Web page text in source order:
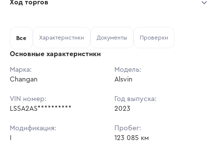
Тип аукциона: Открытые торги
Шаг торгов: 6 900 ₽
Кол-во ставок:
Ход торгов
Ставок не найдено
в аукционах
Все Характеристики Документы Проверки
Основные характеристики
Марка:
Changan
Модель:
Alsvin
VIN номер:
LS5A2AS**********
Год выпуска:
2023
Модификация:
Пробег:
123 085 км